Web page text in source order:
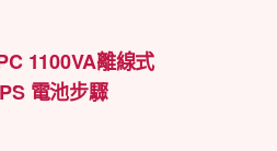
1100VA離線式
電池步驟